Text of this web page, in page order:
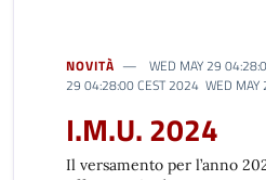
NOVITÀ
WED MAY 29
29 04:28:00 CEST 2024 WED
I.M.U. 2024
Il versamento per l’anno